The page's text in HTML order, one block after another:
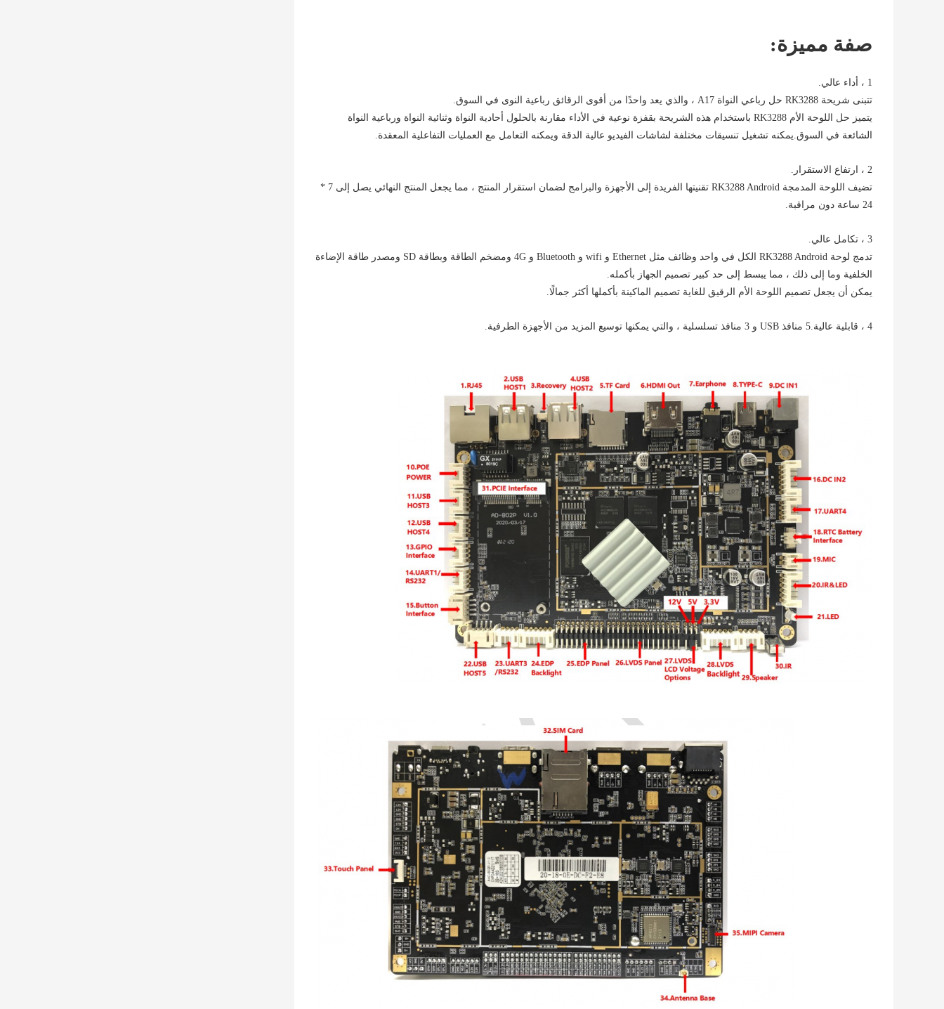
صفة مميزة:
1 ، أداء عالي.
تتبنى شريحة RK3288 حل رباعي النواة A17 ، والذي يعد واحدًا من أقوى الرقائق رباعية النوى في السوق.
يتميز حل اللوحة الأم RK3288 باستخدام هذه الشريحة بقفزة نوعية في الأداء مقارنة بالحلول أحادية النواة وثنائية النواة ورباعية النواة
الشائعة في السوق.يمكنه تشغيل تنسيقات مختلفة لشاشات الفيديو عالية الدقة ويمكنه التعامل مع العمليات التفاعلية المعقدة.
2 ، ارتفاع الاستقرار.
تضيف اللوحة المدمجة RK3288 Android تقنيتها الفريدة إلى الأجهزة والبرامج لضمان استقرار المنتج ، مما يجعل المنتج النهائي يصل إلى 7 *
24 ساعة دون مراقبة.
3 ، تكامل عالي.
تدمج لوحة RK3288 Android الكل في واحد وظائف مثل Ethernet و wifi و Bluetooth و 4G ومضخم الطاقة وبطاقة SD ومصدر طاقة الإضاءة
الخلفية وما إلى ذلك ، مما يبسط إلى حد كبير تصميم الجهاز بأكمله.
يمكن أن يجعل تصميم اللوحة الأم الرقيق للغاية تصميم الماكينة بأكملها أكثر جمالًا.
4 ، قابلية عالية.5 منافذ USB و 3 منافذ تسلسلية ، والتي يمكنها توسيع المزيد من الأجهزة الطرفية.